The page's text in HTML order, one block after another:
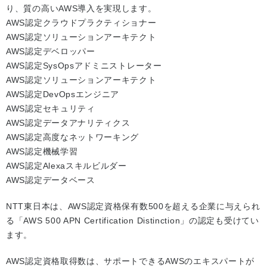
り、質の高いAWS導入を実現します。
AWS認定クラウドプラクティショナー
AWS認定ソリューションアーキテクト
AWS認定デベロッパー
AWS認定SysOpsアドミニストレーター
AWS認定ソリューションアーキテクト
AWS認定DevOpsエンジニア
AWS認定セキュリティ
AWS認定データアナリティクス
AWS認定高度なネットワーキング
AWS認定機械学習
AWS認定Alexaスキルビルダー
AWS認定データベース
NTT東日本は、AWS認定資格保有数500を超える企業に与えられ
る「AWS 500 APN Certification Distinction」の認定も受けてい
ます。
AWS認定資格取得数は、サポートできるAWSのエキスパートが